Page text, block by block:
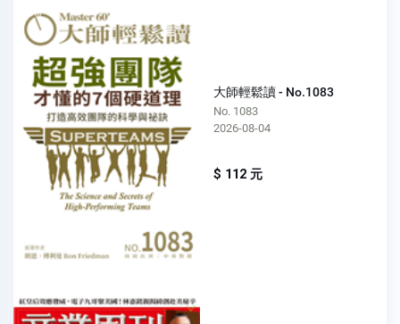
大師輕鬆讀 - No.1083
No. 1083
2026-08-04
$ 112 元